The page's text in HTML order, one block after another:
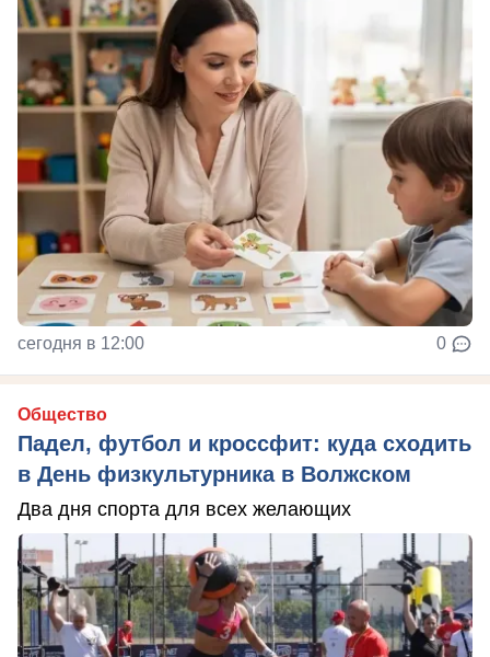
сегодня в 12:00 0
Общество
Падел, футбол и кроссфит: куда сходить
в День физкультурника в Волжском
Два дня спорта для всех желающих